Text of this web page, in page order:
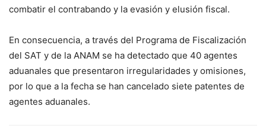
combatir el contrabando y la evasión y elusión fiscal.
En consecuencia, a través del Programa de Fiscalización
del SAT y de la ANAM se ha detectado que 40 agentes
aduanales que presentaron irregularidades y omisiones,
por lo que a la fecha se han cancelado siete patentes de
agentes aduanales.